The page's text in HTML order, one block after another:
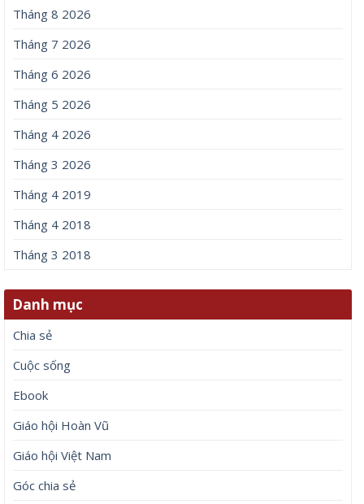
Tháng 8 2026
Tháng 7 2026
Tháng 6 2026
Tháng 5 2026
Tháng 4 2026
Tháng 3 2026
Tháng 4 2019
Tháng 4 2018
Tháng 3 2018
Danh mục
Chia sẻ
Cuộc sống
Ebook
Giáo hội Hoàn Vũ
Giáo hội Việt Nam
Góc chia sẻ